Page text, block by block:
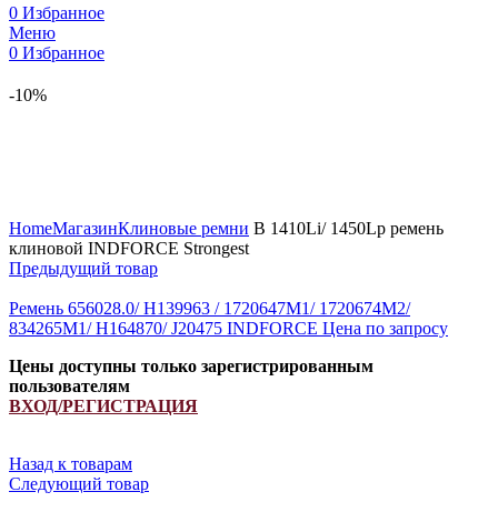
0 Избранное
Меню
0 Избранное
-10%
HomeМагазинКлиновые ремни B 1410Li/ 1450Lp ремень
клиновой INDFORCE Strongest
Предыдущий товар
Ремень 656028.0/ H139963 / 1720647M1/ 1720674M2/
834265M1/ H164870/ J20475 INDFORCE Цена по запросу
Цены доступны только зарегистрированным
пользователям
ВХОД/РЕГИСТРАЦИЯ
Назад к товарам
Следующий товар